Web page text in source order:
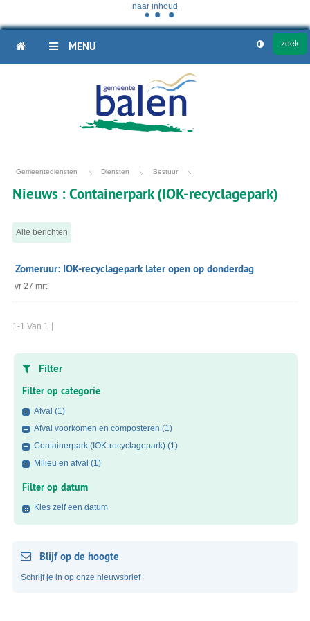
naar inhoud
HOME MENU
Gemeentediensten Diensten Bestuur
Nieuws : Containerpark (IOK-recyclagepark)
Alle berichten
Nieuwsoverzicht
Zomeruur: IOK-recyclagepark later open op donderdag
vr 27 mrt
1-1 Van 1
Filter
Filter op categorie
Afval (1)
Afval voorkomen en composteren (1)
Containerpark (IOK-recyclagepark) (1)
Milieu en afval (1)
Filter op datum
Kies zelf een datum
Blijf op de hoogte
Schrijf je in op onze nieuwsbrief